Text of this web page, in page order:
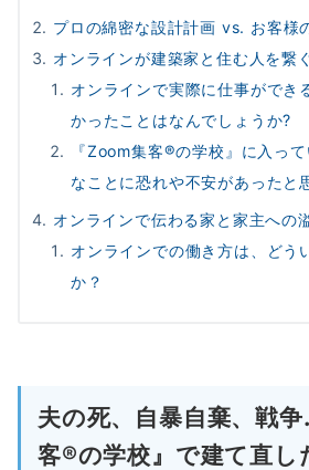
プロの綿密な設計計画 vs. お客様
オンラインが建築家と住む人を繋
オンラインで実際に仕事ができ
かったことはなんでしょうか?
『Zoom集客®︎の学校』に入っ
なことに恐れや不安があったと
オンラインで伝わる家と家主への
オンラインでの働き方は、どう
か？
夫の死、自暴自棄、戦
客®︎の学校』で建て直し